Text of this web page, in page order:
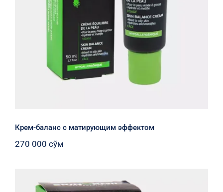
Крем-баланс с матирующим эффектом
270 000 сўм